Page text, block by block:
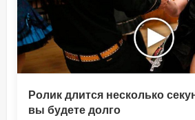
Ролик длится несколько
вы будете долго